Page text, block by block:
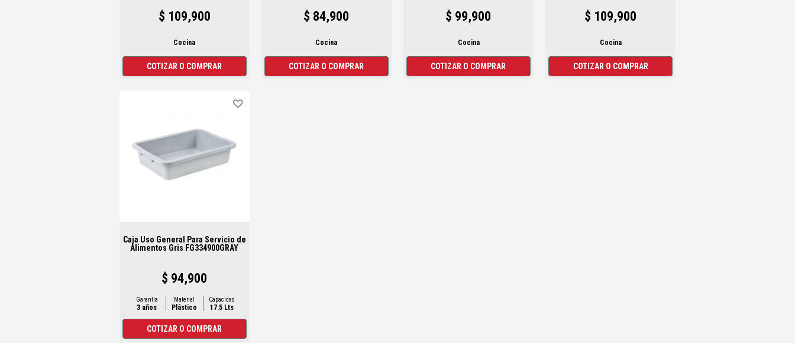
$ 109,900
Cocina
COTIZAR O COMPRAR
$ 84,900
Cocina
COTIZAR O COMPRAR
$ 99,900
Cocina
COTIZAR O COMPRAR
$ 109,900
Cocina
COTIZAR O COMPRAR
Caja Uso General Para Servicio de
Alimentos Gris FG334900GRAY
$ 94,900
Garantía
3 años
Material
Plástico
Capacidad
17.5 Lts
COTIZAR O COMPRAR